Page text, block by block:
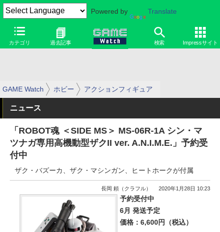
Powered by Translate
カテゴリ 過去記事 検索 Impressサイト
GAME Watch ホビー アクションフィギュア
ニュース
「ROBOT魂 ＜SIDE MS＞ MS-06R-1A シン・マ
ツナガ専用高機動型ザクII ver. A.N.I.M.E.」予約受
付中
ザク・バズーカ、ザク・マシンガン、ヒートホークが付属
長岡 頼（クラフル） 2020年1月28日 10:23
予約受付中
6月 発送予定
価格：6,600円（税込）